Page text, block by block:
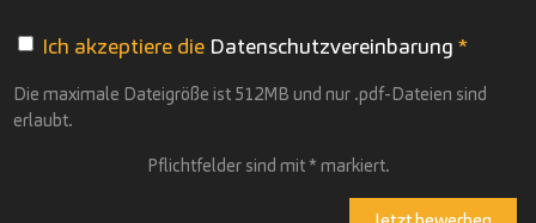
Ich akzeptiere die Datenschutzvereinbarung *
Die maximale Dateigröße ist 512MB und nur .pdf-Dateien sind
erlaubt.
Pflichtfelder sind mit * markiert.